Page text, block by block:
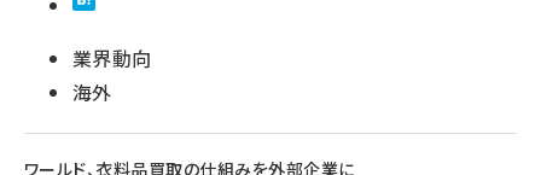
業界動向
海外
ワールド、衣料品買取の仕組みを外部企業に